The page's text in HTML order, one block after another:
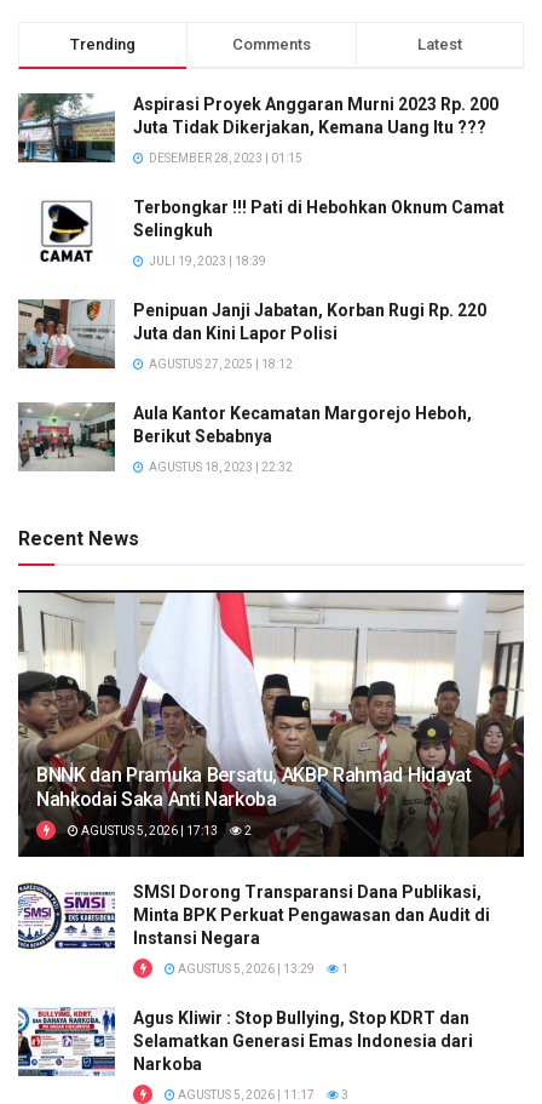
Trending Comments Latest
Aspirasi Proyek Anggaran Murni 2023 Rp. 200
Juta Tidak Dikerjakan, Kemana Uang Itu ???
DESEMBER 28, 2023 | 01:15
Terbongkar !!! Pati di Hebohkan Oknum Camat
Selingkuh
JULI 19, 2023 | 18:39
Penipuan Janji Jabatan, Korban Rugi Rp. 220
Juta dan Kini Lapor Polisi
AGUSTUS 27, 2025 | 18:12
Aula Kantor Kecamatan Margorejo Heboh,
Berikut Sebabnya
AGUSTUS 18, 2023 | 22:32
Recent News
BNNK dan Pramuka Bersatu, AKBP Rahmad Hidayat
Nahkodai Saka Anti Narkoba
AGUSTUS 5, 2026 | 17:13 2
SMSI Dorong Transparansi Dana Publikasi,
Minta BPK Perkuat Pengawasan dan Audit di
Instansi Negara
AGUSTUS 5, 2026 | 13:29 1
Agus Kliwir : Stop Bullying, Stop KDRT dan
Selamatkan Generasi Emas Indonesia dari
Narkoba
AGUSTUS 5, 2026 | 11:17 3